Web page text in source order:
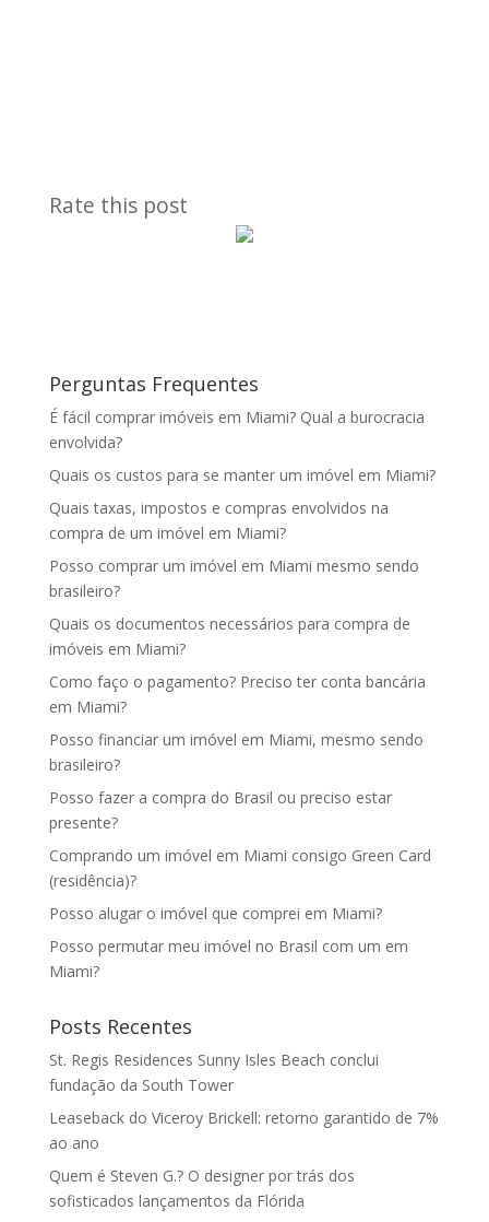
Rate this post
Perguntas Frequentes
É fácil comprar imóveis em Miami? Qual a burocracia
envolvida?
Quais os custos para se manter um imóvel em Miami?
Quais taxas, impostos e compras envolvidos na
compra de um imóvel em Miami?
Posso comprar um imóvel em Miami mesmo sendo
brasileiro?
Quais os documentos necessários para compra de
imóveis em Miami?
Como faço o pagamento? Preciso ter conta bancária
em Miami?
Posso financiar um imóvel em Miami, mesmo sendo
brasileiro?
Posso fazer a compra do Brasil ou preciso estar
presente?
Comprando um imóvel em Miami consigo Green Card
(residência)?
Posso alugar o imóvel que comprei em Miami?
Posso permutar meu imóvel no Brasil com um em
Miami?
Posts Recentes
St. Regis Residences Sunny Isles Beach conclui
fundação da South Tower
Leaseback do Viceroy Brickell: retorno garantido de 7%
ao ano
Quem é Steven G.? O designer por trás dos
sofisticados lançamentos da Flórida